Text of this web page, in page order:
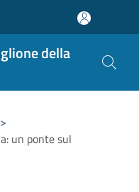
della
>
un ponte sul